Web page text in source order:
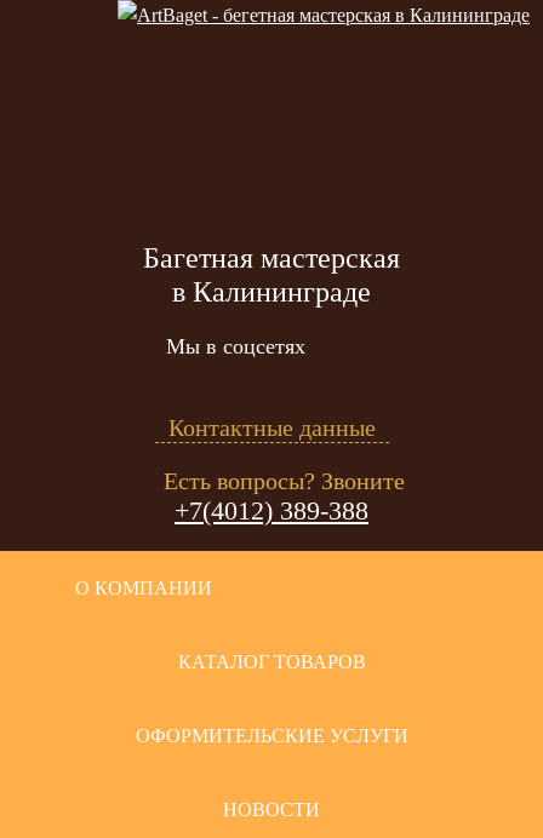
Багетная мастерская
в Калининграде
Мы в соцсетях
Контактные данные
Есть вопросы? Звоните
+7(4012) 389-388
О КОМПАНИИ
КАТАЛОГ ТОВАРОВ
ОФОРМИТЕЛЬСКИЕ УСЛУГИ
НОВОСТИ